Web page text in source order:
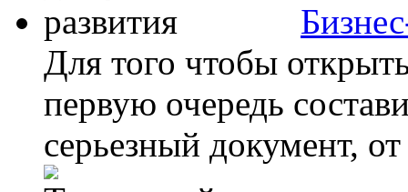
Для того чтобы
первую очередь
серьезный документ,